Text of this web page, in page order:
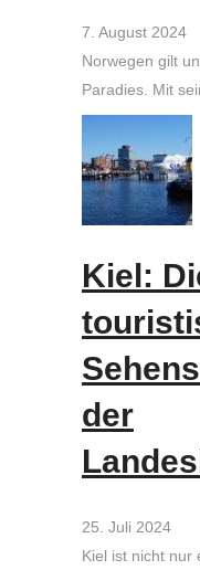
7. August 2024
Norwegen gilt
Paradies. Mit
Kiel:
der
25. Juli 2024
Kiel ist nicht nur